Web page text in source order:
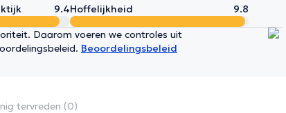
9.4Hoffelijkheid 9.8
Daarom voeren we controles uit
Beoordelingsbeleid
tervreden (0)